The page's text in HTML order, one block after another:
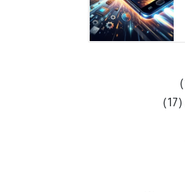
(17)